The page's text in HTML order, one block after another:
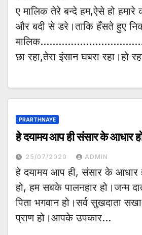
ए मालिक तेरे बन्दे हम,ऐसे हो
और बदी से डरे।ताकि हँसते हुए
छा रहा,तेरा इंसान घबरा
PRARTHNAYE
हे दयामय आप ही संसार के आधार
25/07/2020 ADMIN
हे दयामय आप ही, संसार के आधार
हो, हम सबके पालनहार हो।जन्म
पिता भगवान हो।सर्व सुखदाता
प्राण हो।आपके उपकार…